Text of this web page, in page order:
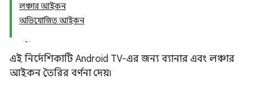
লঞ্চার আইকন
অভিযোজিত আইকন
এই নির্দেশিকাটি Android TV-এর জন্য ব্যানার এবং লঞ্চার
আইকন তৈরির বর্ণনা দেয়৷